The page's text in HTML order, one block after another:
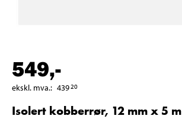
549,-
ekskl. mva.: 43920
Isolert kobberrør, 12 mm x 5 m